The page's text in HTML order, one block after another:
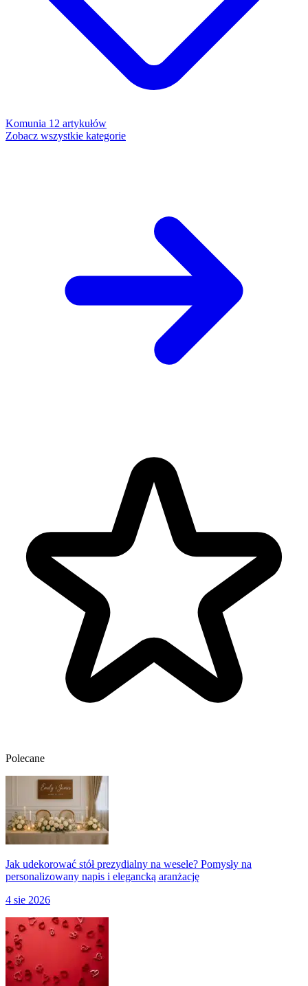
Komunia 12 artykułów
Zobacz wszystkie kategorie
Polecane
Jak udekorować stół prezydialny na wesele? Pomysły na
personalizowany napis i elegancką aranżację
4 sie 2026